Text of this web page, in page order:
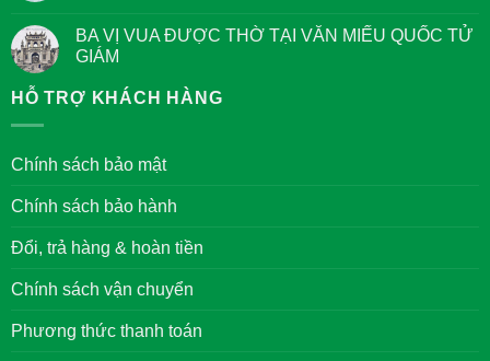
Đại
Nhân
về
Chữ
Đức
văn
hóa
Nam
luận
ở
Tản
xưa
BA VỊ VUA ĐƯỢC THỜ TẠI VĂN MIẾU QUỐC TỬ
GIÁM
có
bình
VỊ
THỜ
MIẾU
GIÁM
HỖ TRỢ KHÁCH HÀNG
Chính sách bảo mật
Chính sách bảo hành
Đổi, trả hàng & hoàn tiền
Chính sách vận chuyển
Phương thức thanh toán